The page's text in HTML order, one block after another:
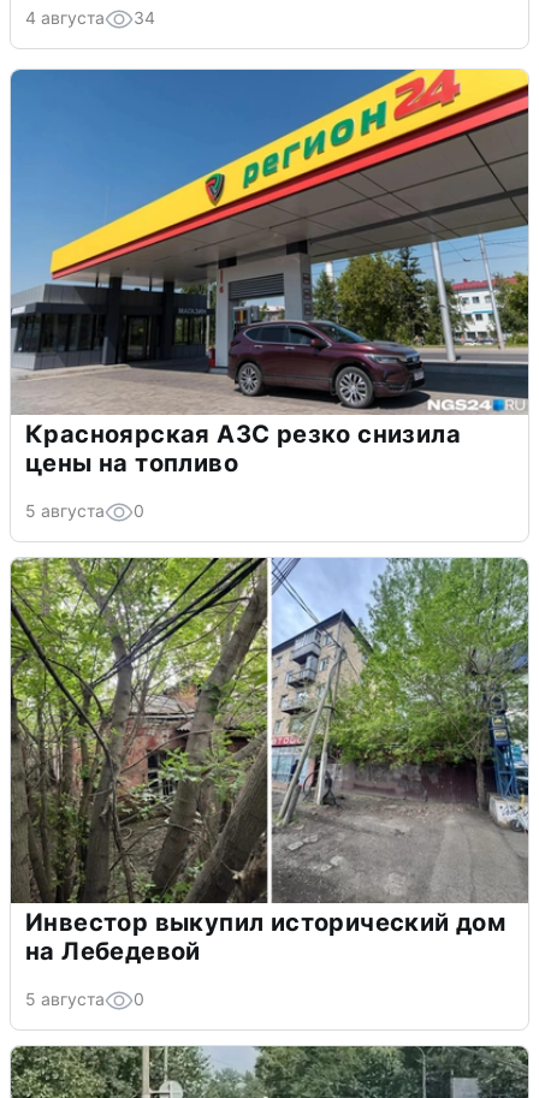
4 августа 34
Красноярская АЗС резко снизила
цены на топливо
5 августа 0
Инвестор выкупил исторический дом
на Лебедевой
5 августа 0